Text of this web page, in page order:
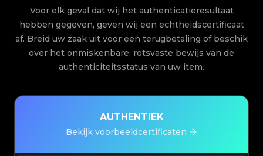
Voor elk geval dat wij het authenticatieresultaat
hebben gegeven, geven wij een echtheidscertificaat
af. Breid uw zaak uit voor een terugbetaling of beschik
over het onmiskenbare, rotsvaste bewijs van de
authenticiteitsstatus van uw item.
AUTHENTIEK
Bekijk voorbeeldcertificaten